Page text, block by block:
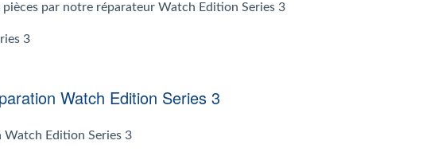
pièces par notre réparateur Watch Edition Series 3
3
Watch Edition Series 3
Watch Edition Series 3